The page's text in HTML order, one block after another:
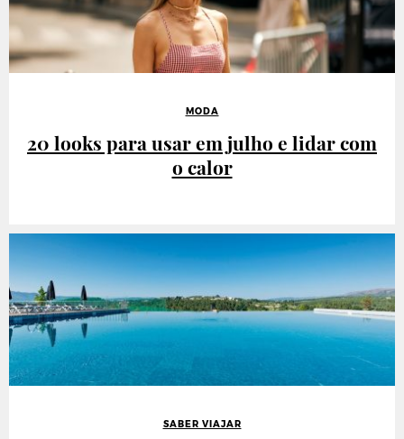
MODA
20 looks para usar em julho e lidar com
o calor
SABER VIAJAR